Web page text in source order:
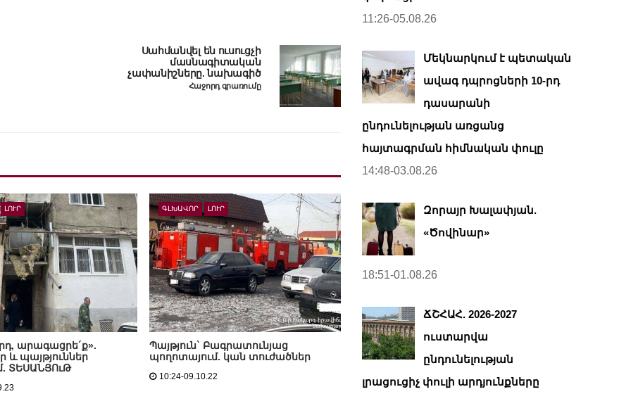
Սահմանվել են ուսուցչի
մասնագիտական
չափանիշները. նախագիծ
Հաջորդ գրառումը
ԼՈՒՐ
արագացրե´ք».
և պայթյուններ
ՏԵՍԱՆՅՈւԹ
ԳԼԽԱՎՈՐ ԼՈՒՐ
Պայթյուն` Բագրատունյաց
պողոտայում. կան տուժածներ
10:24-09.10.22
11:26-05.08.26
Մեկնարկում է պետական
ավագ դպրոցների 10-րդ
դասարանի
ընդունելության առցանց
հայտագրման հիմնական փուլը
14:48-03.08.26
Զորայր Խալափյան.
«Ծովինար»
18:51-01.08.26
ՃՇՀԱՀ. 2026-2027
ուստարվա
ընդունելության
լրացուցիչ փուլի արդյունքները